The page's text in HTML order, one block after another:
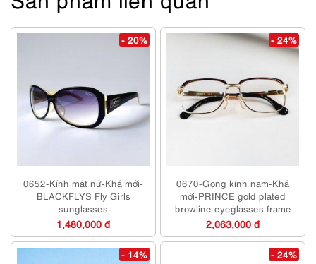
- 20%
0652-Kính mát nữ-Khá mới-
BLACKFLYS Fly Girls
sunglasses
1,480,000 đ
- 24%
0670-Gọng kính nam-Khá
mới-PRINCE gold plated
browline eyeglasses frame
2,063,000 đ
- 14% - 24%